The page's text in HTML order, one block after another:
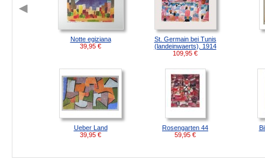
Notte egiziana
39,95 €
St. Germain bei Tunis
(landeinwaerts), 1914
109,95 €
Ueber Land
39,95 €
Rosengarten 44
59,95 €